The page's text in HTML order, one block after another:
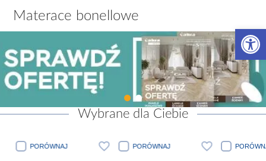
Otwórz
Materace bonellowe
Wybrane dla Ciebie
PORÓWNAJ PORÓWNAJ